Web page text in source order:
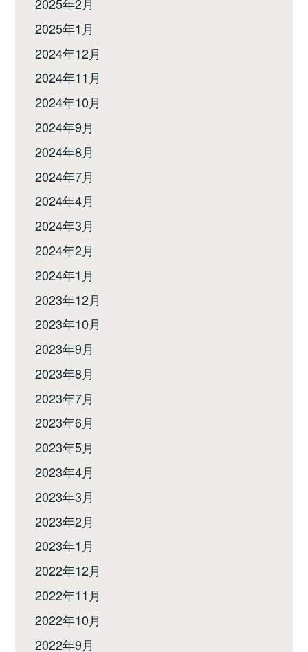
2025年1月
2024年12月
2024年11月
2024年10月
2024年9月
2024年8月
2024年7月
2024年4月
2024年3月
2024年2月
2024年1月
2023年12月
2023年10月
2023年9月
2023年8月
2023年7月
2023年6月
2023年5月
2023年4月
2023年3月
2023年2月
2023年1月
2022年12月
2022年11月
2022年10月
2022年9月